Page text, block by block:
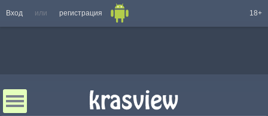
Вход или регистрация 18+